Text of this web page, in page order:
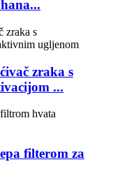
zraka s
...
filterom za